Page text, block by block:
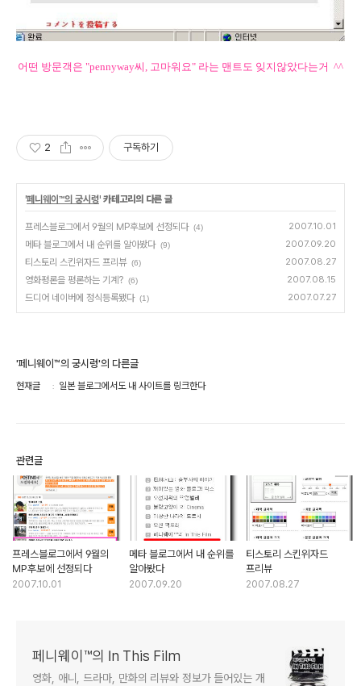
어떤 방문객은 "pennyway씨, 고마워요" 라는 맨트도 잊지않았다는거 ^^
2 구독하기
'페니웨이™의 궁시렁' 카테고리의 다른 글
프레스블로그에서 9월의 MP후보에 선정되다 (4) 2007.10.01
메타 블로그에서 내 순위를 알아봤다 (9) 2007.09.20
티스토리 스킨위자드 프리뷰 (6) 2007.08.27
영화평론을 평론하는 기계? (6) 2007.08.15
드디어 네이버에 정식등록됐다 (1) 2007.07.27
'페니웨이™의 궁시렁'의 다른글
현재글 일본 블로그에서도 내 사이트를 링크한다
관련글
프레스블로그에서 9월의
MP후보에 선정되다
2007.10.01
메타 블로그에서 내 순위를
알아봤다
2007.09.20
티스토리 스킨위자드
프리뷰
2007.08.27
페니웨이™의 In This Film
영화, 애니, 드라마, 만화의 리뷰와 정보가 들어있는 개